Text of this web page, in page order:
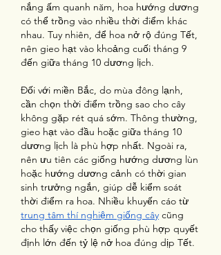
nắng ấm quanh năm, hoa hướng dương
có thể trồng vào nhiều thời điểm khác
nhau. Tuy nhiên, để hoa nở rộ đúng Tết,
nên gieo hạt vào khoảng cuối tháng 9
đến giữa tháng 10 dương lịch.
Đối với miền Bắc, do mùa đông lạnh,
cần chọn thời điểm trồng sao cho cây
không gặp rét quá sớm. Thông thường,
gieo hạt vào đầu hoặc giữa tháng 10
dương lịch là phù hợp nhất. Ngoài ra,
nên ưu tiên các giống hướng dương lùn
hoặc hướng dương cảnh có thời gian
sinh trưởng ngắn, giúp dễ kiểm soát
trung tâm thí nghiệm giống cây cũng
cho thấy việc chọn giống phù hợp quyết
định lớn đến tỷ lệ nở hoa đúng dịp Tết.